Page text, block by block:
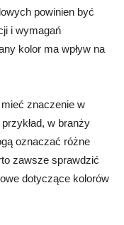
powinien być
i wymagań
kolor ma wpływ na
znaczenie w
w branży
oznaczać różne
zawsze sprawdzić
dotyczące kolorów